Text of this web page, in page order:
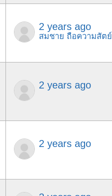
2 years ago
สมชาย ถือความสัตย์
2 years ago
2 years ago